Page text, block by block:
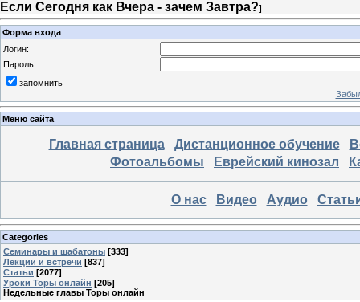
Если Сегодня как Вчера - зачем Завтра?]
Форма входа
Логин:
Пароль:
запомнить
Меню сайта
Главная страница Дистанционное обучение
Фотоальбомы
Еврейский кинозал
О нас Видео Аудио
Categories
Семинары и шабатоны [333]
Лекции и встречи [837]
Статьи [2077]
Уроки Торы онлайн [205]
Недельные главы Торы онлайн